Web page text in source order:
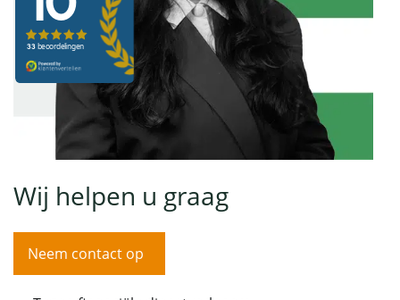
Wij helpen u graag
Neem contact op